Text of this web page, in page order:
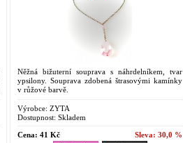
Něžná bižuterní souprava s náhrdelníkem, tvar
ypsilony. Souprava zdobená štrasovými kamínky
v růžové barvě.
Výrobce: ZYTA
Dostupnost: Skladem
Cena: 41 Kč Sleva: 30,0 %